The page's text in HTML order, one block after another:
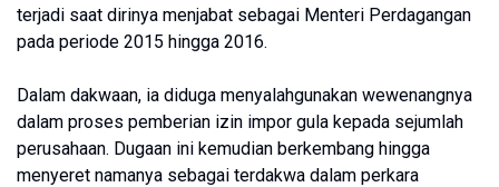
terjadi saat dirinya menjabat sebagai Menteri Perdagangan
pada periode 2015 hingga 2016.
Dalam dakwaan, ia diduga menyalahgunakan wewenangnya
dalam proses pemberian izin impor gula kepada sejumlah
perusahaan. Dugaan ini kemudian berkembang hingga
menyeret namanya sebagai terdakwa dalam perkara